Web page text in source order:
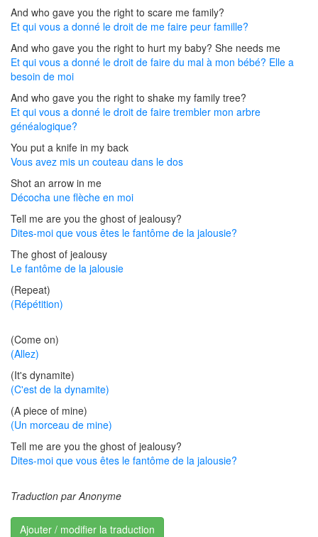
And who gave you the right to scare me family?
Et qui vous a donné le droit de me faire peur famille?
And who gave you the right to hurt my baby? She needs me
Et qui vous a donné le droit de faire du mal à mon bébé? Elle a
besoin de moi
And who gave you the right to shake my family tree?
Et qui vous a donné le droit de faire trembler mon arbre
généalogique?
You put a knife in my back
Vous avez mis un couteau dans le dos
Shot an arrow in me
Décocha une flèche en moi
Tell me are you the ghost of jealousy?
Dites-moi que vous êtes le fantôme de la jalousie?
The ghost of jealousy
Le fantôme de la jalousie
(Repeat)
(Répétition)
(Come on)
(Allez)
(It's dynamite)
(C'est de la dynamite)
(A piece of mine)
(Un morceau de mine)
Tell me are you the ghost of jealousy?
Dites-moi que vous êtes le fantôme de la jalousie?
Traduction par Anonyme
Ajouter / modifier la traduction